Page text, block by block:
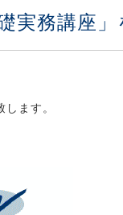
務講座」
ます。